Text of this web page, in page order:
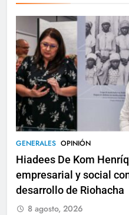
GENERALES OPINIÓN
Hiadees De Kom
empresarial y social
desarrollo de Riohacha
8 agosto, 2026